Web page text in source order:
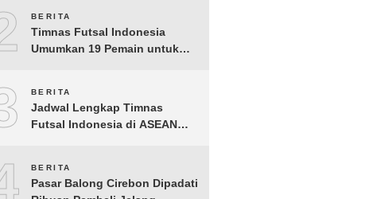
BERITA
Timnas Futsal Indonesia
Umumkan 19 Pemain untuk
BERITA
Jadwal Lengkap Timnas
Futsal Indonesia di ASEAN
BERITA
Pasar Balong Cirebon Dipadati